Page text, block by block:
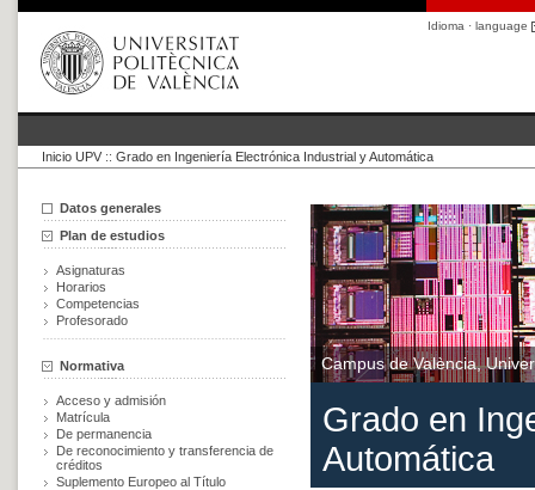
Idioma · language
Inicio UPV :: Grado en Ingeniería Electrónica Industrial y Automática
Datos generales
Plan de estudios
Asignaturas
Horarios
Competencias
Profesorado
Normativa
Acceso y admisión
Matrícula
De permanencia
De reconocimiento y transferencia de
créditos
Suplemento Europeo al Título
Campus de València,
Grado en
Automática